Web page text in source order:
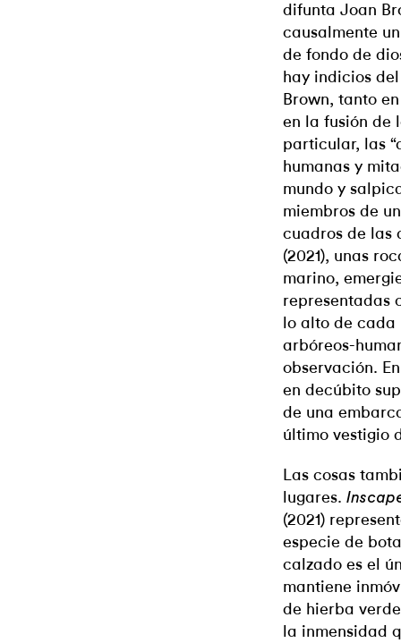
difunta Joan
causalmente
de fondo de
hay indicios
Brown, tanto
en la fusión de
particular, las
humanas y
mundo y
miembros de
cuadros de
(2021), unas
marino,
representadas
lo alto de
arbóreos-
observación.
en decúbito
de una
último vestigio
Las cosas
lugares.
(2021)
especie de
calzado es el
mantiene
de hierba
la inmensidad